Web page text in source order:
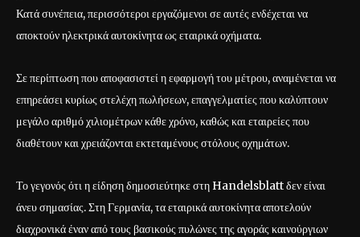
Κατά συνέπεια, περισσότεροι εργαζόμενοι σε αυτές ενδέχεται να
αποκτούν ηλεκτρικά αυτοκίνητα ως εταιρικά οχήματα.
Σε περίπτωση που αποφασιστεί η εφαρμογή του μέτρου, αναμένεται να
επηρεάσει κυρίως στελέχη πωλήσεων, επαγγελματίες που καλύπτουν
μεγάλο αριθμό χιλιομέτρων κάθε χρόνο, καθώς και εταιρείες που
διαθέτουν και χρειάζονται εκτεταμένους στόλους οχημάτων.
Το γεγονός ότι η είδηση δημοσιεύτηκε στη Handelsblatt δεν είναι
άνευ σημασίας. Στη Γερμανία, τα εταιρικά αυτοκίνητα αποτελούν
διαχρονικά έναν από τους βασικούς πυλώνες της αγοράς καινούργιων